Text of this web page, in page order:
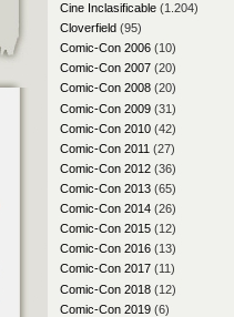
Cine Inclasificable(1.204)
Cloverfield(95)
Comic-Con 2006(10)
Comic-Con 2007(20)
Comic-Con 2008(20)
Comic-Con 2009(31)
Comic-Con 2010(42)
Comic-Con 2011 (27)
Comic-Con 2012(36)
Comic-Con 2013(65)
Comic-Con 2014(26)
Comic-Con 2015(12)
Comic-Con 2016(13)
Comic-Con 2017(11)
Comic-Con 2018(12)
Comic-Con 2019(6)